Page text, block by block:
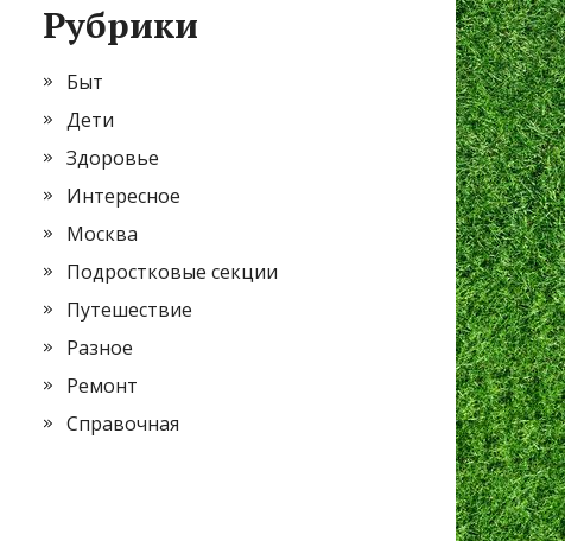
Рубрики
Быт
Дети
Здоровье
Интересное
Москва
Подростковые секции
Путешествие
Разное
Ремонт
Справочная